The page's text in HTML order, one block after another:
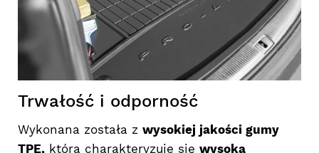
Trwałość i odporność
Wykonana została z wysokiej jakości gumy
TPE, która charakteryzuje się wysoką